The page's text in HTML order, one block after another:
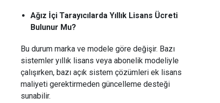
Ağız İçi Tarayıcılarda Yıllık Lisans Ücreti
Bulunur Mu?
Bu durum marka ve modele göre değişir. Bazı
sistemler yıllık lisans veya abonelik modeliyle
çalışırken, bazı açık sistem çözümleri ek lisans
maliyeti gerektirmeden güncelleme desteği
sunabilir.